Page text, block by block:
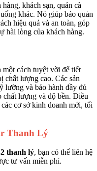
khách sạn, quán cà
khác. Nó giúp bảo quản
hiệu quả và an toàn, góp
hài lòng của khách hàng.
một cách tuyệt vời để tiết
chất lượng cao. Các sản
lưỡng và bảo hành đầy đủ
chất lượng và độ bền. Điều
cơ sở kinh doanh mới, tối
Thanh Lý
thanh lý, bạn có thể liên hệ
tư vấn miễn phí.